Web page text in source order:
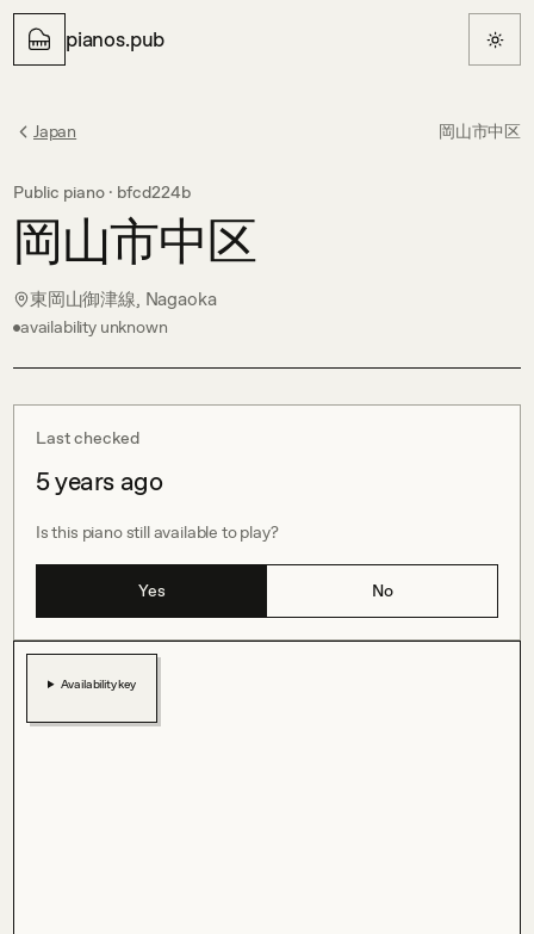
pianos.pub
Japan 岡山市中区
Public piano · bfcd224b
岡山市中区
東岡山御津線, Nagaoka
availability unknown
Last checked
5 years ago
Is this piano still available to play?
Yes No
Availability key